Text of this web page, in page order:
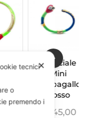
Bracciale
Mini
Pappagallo
Rosso
245,00
✕
tecnici
o
premendo i